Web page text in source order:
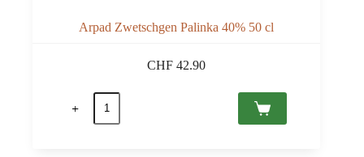
Arpad Zwetschgen Palinka 40% 50 cl
CHF 42.90
Arpad
Zwetschgen
Palinka